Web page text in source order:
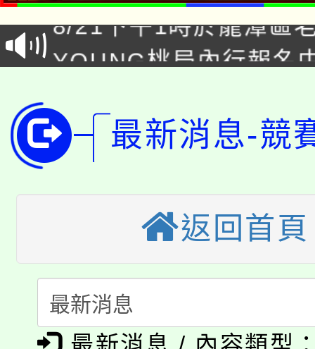
場熱烈登場!
8/21下午1時於龍潭區
徵才活動。
YOUNG桃局內行報名
開!
115年桃園市運動會8/
田徑場及游泳池舉行。
桃園市低收入戶享有免
視費優惠，中低收入戶
半價優惠，詳情可洽有
者。
大園自造教育及科技中
份教師增能研習
大溪自造教育及科技
份教師研習
淨零綠生活教案入校路
會
115年食農教育專業人
程
「本色祭」8/29、30在
最新消息-競
返回首頁